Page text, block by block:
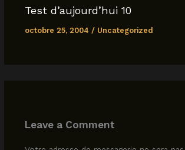
Test d’aujourd’hui 10
octobre 25, 2004 / Uncategorized
Leave a Comment